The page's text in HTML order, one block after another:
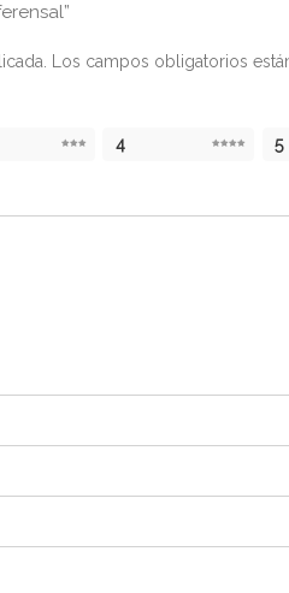
Los campos obligatorios
4 5